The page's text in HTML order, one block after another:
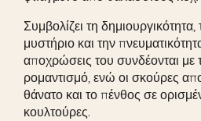
Συμβολίζει τη
μυστήριο και την
αποχρώσεις του συνδέονται με
ρομαντισμό, ενώ οι σκούρες
θάνατο και το πένθος σε
κουλτούρες.